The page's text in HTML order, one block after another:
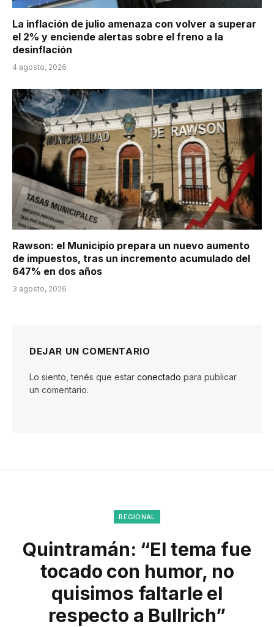
La inflación de julio amenaza con volver a superar
el 2% y enciende alertas sobre el freno a la
desinflación
4 agosto, 2026
Rawson: el Municipio prepara un nuevo aumento
de impuestos, tras un incremento acumulado del
647% en dos años
3 agosto, 2026
DEJAR UN COMENTARIO
Lo siento, tenés que estar conectado para publicar
un comentario.
REGIONAL
Quintramán: “El tema fue
tocado con humor, no
quisimos faltarle el
respecto a Bullrich”